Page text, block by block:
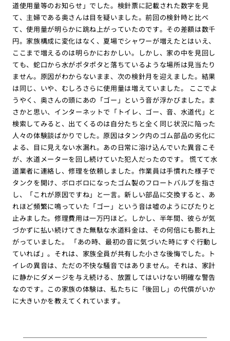
道使用量等のお知らせ」でした。検針票に記載された数字を見
て、主婦である奥さんは目を疑いました。前回の検針時と比べ
て、使用量が明らかに跳ね上がっていたのです。その差額は数千
円。家族構成に変化はなく、夏場でシャワーが増えたとはいえ、
ここまで増えるのは明らかにおかしい。しかし、家の中を見回し
ても、蛇口から水がポタポタと落ちているような場所は見当たり
ません。原因がわからないまま、次の検針月を迎えました。結果
は同じ、いや、むしろさらに使用量は増えていました。 ここでよ
うやく、奥さんの頭にあの「ゴー」という音が浮かびました。ま
さかと思い、インターネットで「トイレ、ゴー、音、水道代」と
検索してみると、出てくるのは自分たちと全く同じ状況に陥った
人々の体験談ばかりでした。原因はタンク内のゴム部品の劣化に
よる、目に見えない水漏れ。あの日常に溶け込んでいた異音こそ
が、水道メーターを回し続けていた犯人だったのです。 慌てて水
道業者に連絡し、修理を依頼しました。作業員は手慣れた様子で
タンクを開け、ボロボロになったゴム製のフロートバルブを指さ
し、「これが原因ですね」と一言。新しい部品に交換すると、あ
れほど頻繁に鳴っていた「ゴー」という音は嘘のようにぴたりと
止みました。修理費用は一万円ほど。しかし、半年間、彼らが気
づかずに払い続けてきた無駄な水道料金は、その何倍にも膨れ上
がっていました。 「あの時、最初の音に気づいた時にすぐ行動し
ていれば」。それは、家族全員が共有した小さな後悔でした。ト
イレの異音は、ただの不快な騒音ではありません。それは、家計
に静かにダメージを与え続ける、放置してはいけない明確な警告
なのです。この家族の体験は、私たちに「後回し」の代償がいか
に大きいかを教えてくれています。